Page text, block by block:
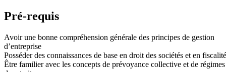
Pré-requis
Avoir une bonne compréhension générale des principes de gestion
d’entreprise
Posséder des connaissances de base en droit des sociétés et en fiscalité
Être familier avec les concepts de prévoyance collective et de régimes